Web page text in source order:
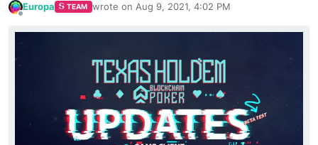
Europa TEAM wrote on Aug 9, 2021, 4:02 PM
last edited by